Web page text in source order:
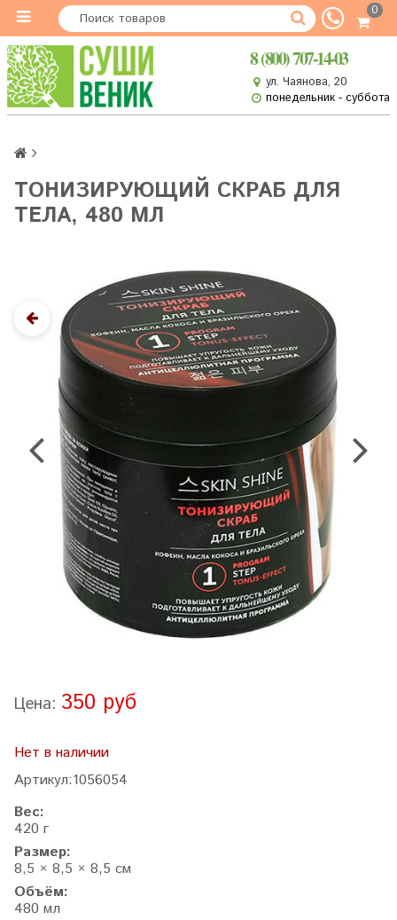
0
8 (800) 707-14-03
ул. Чаянова, 20
понедельник - суббота
ТОНИЗИРУЮЩИЙ СКРАБ ДЛЯ
ТЕЛА, 480 МЛ
Цена: 350 руб
Нет в наличии
Артикул:1056054
Вес:
420 г
Размер:
8,5 × 8,5 × 8,5 см
Объём:
480 мл